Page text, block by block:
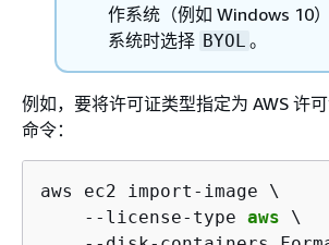
作系统（例如 Windows 10
系统时选择 BYOL 。
例如，要将许可证类型指定为 AWS 许
命令：
aws ec2 import-image \
    --license-type
aws \